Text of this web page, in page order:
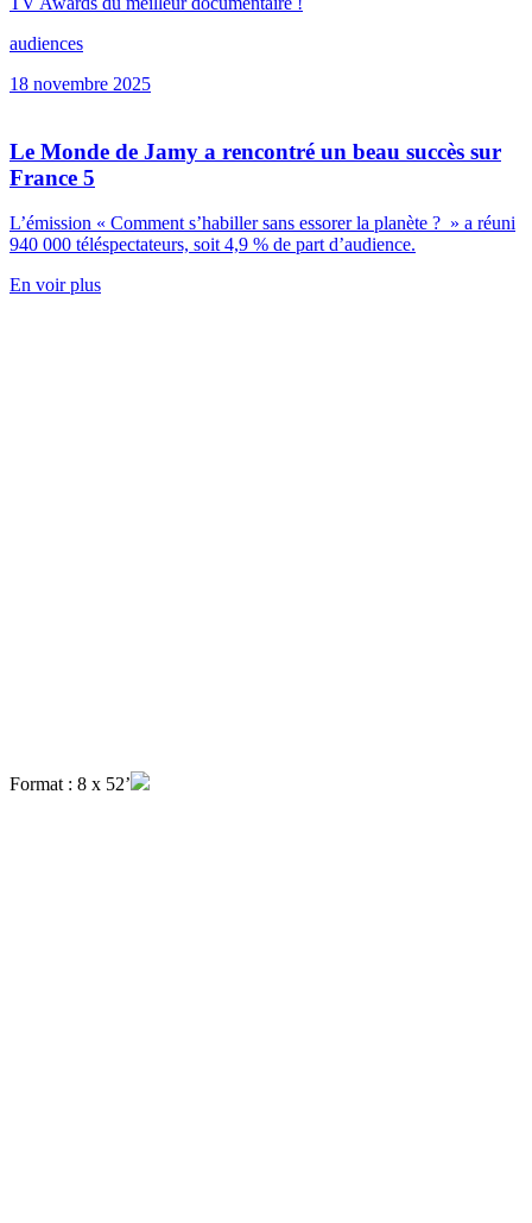
audiences
18 novembre 2025
Le Monde de Jamy a rencontré un beau succès sur
France 5
L’émission « Comment s’habiller sans essorer la planète ? » a réuni
940 000 téléspectateurs, soit 4,9 % de part d’audience.
En voir plus
Format : 8 x 52’